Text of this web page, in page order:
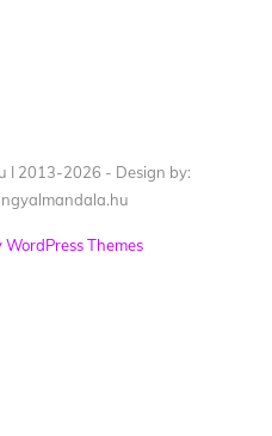
I 2013-2026 - Design by:
WordPress Themes